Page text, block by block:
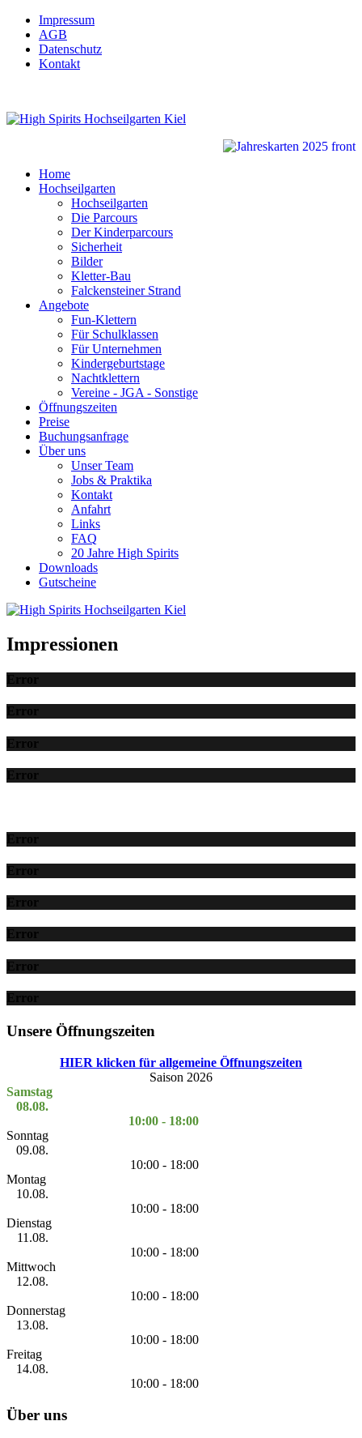
Impressum
AGB
Datenschutz
Kontakt
Home
Hochseilgarten
Hochseilgarten
Die Parcours
Der Kinderparcours
Sicherheit
Bilder
Kletter-Bau
Falckensteiner Strand
Angebote
Fun-Klettern
Für Schulklassen
Für Unternehmen
Kindergeburtstage
Nachtklettern
Vereine - JGA - Sonstige
Öffnungszeiten
Preise
Buchungsanfrage
Über uns
Unser Team
Jobs & Praktika
Kontakt
Anfahrt
Links
FAQ
20 Jahre High Spirits
Downloads
Gutscheine
Impressionen
Error
Error
Error
Error
Error
Error
Error
Error
Error
Error
Unsere Öffnungszeiten
HIER klicken für allgemeine Öffnungszeiten
Saison 2026
Samstag
08.08.
10:00 - 18:00
Sonntag
09.08.
10:00 - 18:00
Montag
10.08.
10:00 - 18:00
Dienstag
11.08.
10:00 - 18:00
Mittwoch
12.08.
10:00 - 18:00
Donnerstag
13.08.
10:00 - 18:00
Freitag
14.08.
10:00 - 18:00
Über uns